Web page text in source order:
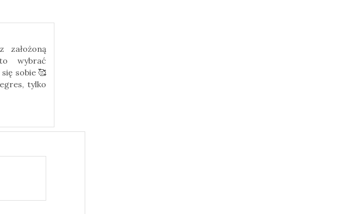
założoną
wybrać
sobie 🥰
tylko